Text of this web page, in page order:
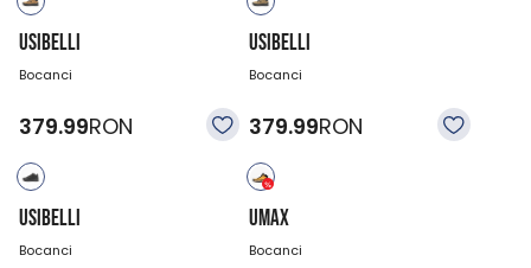
USIBELLI
Bocanci
379.99RON
USIBELLI
Bocanci
379.99RON
USIBELLI
Bocanci
UMAX
Bocanci